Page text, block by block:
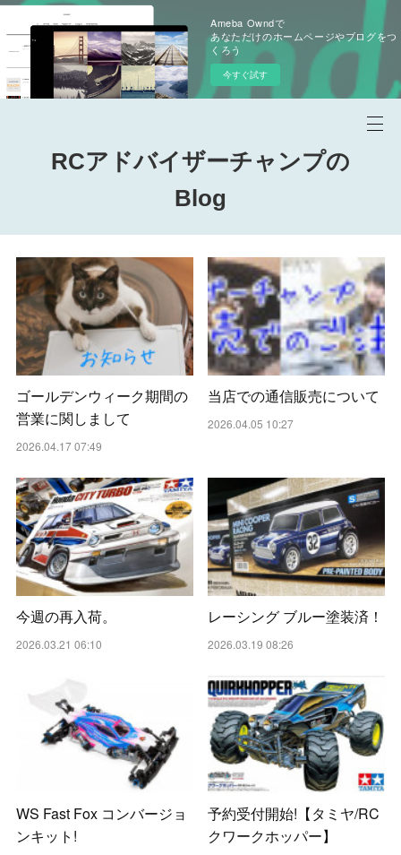
Ameba Owndで
あなただけのホームページやブログをつ
くろう
今すぐ試す
RCアドバイザーチャンプの
Blog
ゴールデンウィーク期間の
営業に関しまして
2026.04.17 07:49
当店での通信販売について
2026.04.05 10:27
今週の再入荷。
2026.03.21 06:10
レーシング ブルー塗装済！
2026.03.19 08:26
WS Fast Fox コンバージョ
ンキット!
予約受付開始!【タミヤ/RC
クワークホッパー】